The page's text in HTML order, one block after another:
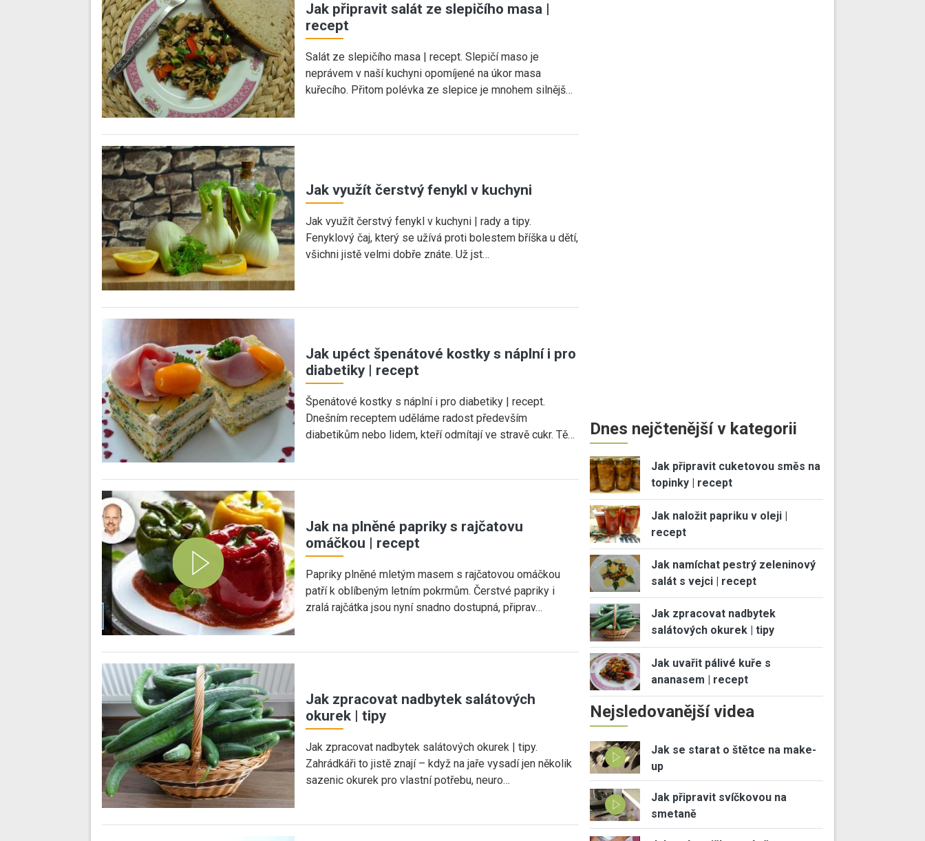
Jak připravit salát ze slepičího masa |
recept
Salát ze slepičího masa | recept. Slepičí maso je
neprávem v naší kuchyni opomíjené na úkor masa
kuřecího. Přitom polévka ze slepice je mnohem silnějš…
Jak využít čerstvý fenykl v kuchyni
Jak využít čerstvý fenykl v kuchyni | rady a tipy.
Fenyklový čaj, který se užívá proti bolestem bříška u dětí,
všichni jistě velmi dobře znáte. Už jst…
Jak upéct špenátové kostky s náplní i pro
diabetiky | recept
Špenátové kostky s náplní i pro diabetiky | recept.
Dnešním receptem uděláme radost především
diabetikům nebo lidem, kteří odmítají ve stravě cukr. Tě…
Jak na plněné papriky s rajčatovu
omáčkou | recept
Papriky plněné mletým masem s rajčatovou omáčkou
patří k oblíbeným letním pokrmům. Čerstvé papriky i
zralá rajčátka jsou nyní snadno dostupná, připrav…
Jak zpracovat nadbytek salátových
okurek | tipy
Jak zpracovat nadbytek salátových okurek | tipy.
Zahrádkáři to jistě znají – když na jaře vysadí jen několik
sazenic okurek pro vlastní potřebu, neuro…
Dnes nejčtenější v kategorii
Jak připravit cuketovou směs na
topinky | recept
Jak naložit papriku v oleji |
recept
Jak namíchat pestrý zeleninový
salát s vejci | recept
Jak zpracovat nadbytek
salátových okurek | tipy
Jak uvařit pálivé kuře s
ananasem | recept
Nejsledovanější videa
Jak se starat o štětce na make-
up
Jak připravit svíčkovou na
smetaně